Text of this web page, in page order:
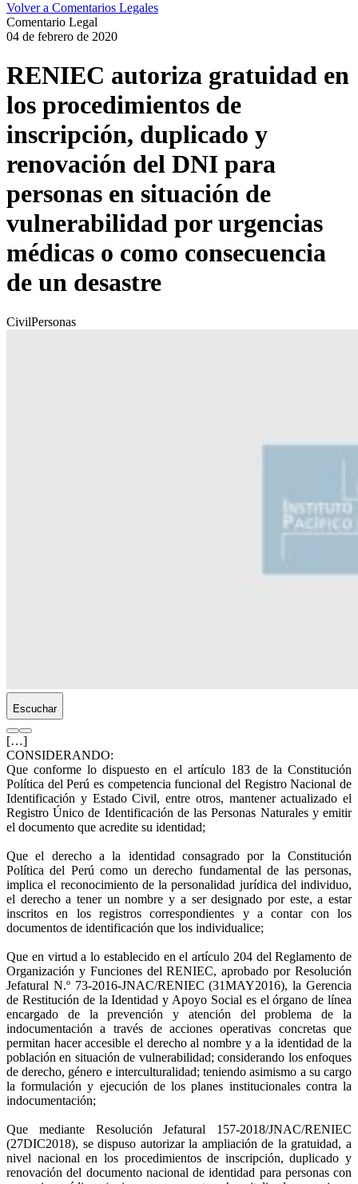
Volver a Comentarios Legales
Comentario Legal
04 de febrero de 2020
RENIEC autoriza gratuidad en
los procedimientos de
inscripción, duplicado y
renovación del DNI para
personas en situación de
vulnerabilidad por urgencias
médicas o como consecuencia
de un desastre
CivilPersonas
Escuchar
[…]
CONSIDERANDO:
Que conforme lo dispuesto en el artículo 183 de la Constitución
Política del Perú es competencia funcional del Registro Nacional de
Identificación y Estado Civil, entre otros, mantener actualizado el
Registro Único de Identificación de las Personas Naturales y emitir
el documento que acredite su identidad;
Que el derecho a la identidad consagrado por la Constitución
Política del Perú como un derecho fundamental de las personas,
implica el reconocimiento de la personalidad jurídica del individuo,
el derecho a tener un nombre y a ser designado por este, a estar
inscritos en los registros correspondientes y a contar con los
documentos de identificación que los individualice;
Que en virtud a lo establecido en el artículo 204 del Reglamento de
Organización y Funciones del RENIEC, aprobado por Resolución
Jefatural N.º 73-2016-JNAC/RENIEC (31MAY2016), la Gerencia
de Restitución de la Identidad y Apoyo Social es el órgano de línea
encargado de la prevención y atención del problema de la
indocumentación a través de acciones operativas concretas que
permitan hacer accesible el derecho al nombre y a la identidad de la
población en situación de vulnerabilidad; considerando los enfoques
de derecho, género e interculturalidad; teniendo asimismo a su cargo
la formulación y ejecución de los planes institucionales contra la
indocumentación;
Que mediante Resolución Jefatural 157-2018/JNAC/RENIEC
(27DIC2018), se dispuso autorizar la ampliación de la gratuidad, a
nivel nacional en los procedimientos de inscripción, duplicado y
renovación del documento nacional de identidad para personas con